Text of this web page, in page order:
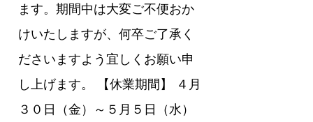
ます。期間中は大変ご不便おか
けいたしますが、何卒ご了承く
ださいますよう宜しくお願い申
し上げます。 【休業期間】 ４月
３０日（金）～５月５日（水）